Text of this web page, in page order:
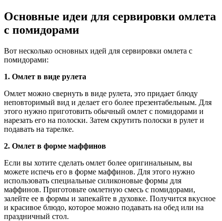
Основные идеи для сервировки омлета
с помидорами
Вот несколько основных идей для сервировки омлета с
помидорами:
1. Омлет в виде рулета
Омлет можно свернуть в виде рулета, это придает блюду
неповторимый вид и делает его более презентабельным. Для
этого нужно приготовить обычный омлет с помидорами и
нарезать его на полоски. Затем скрутить полоски в рулет и
подавать на тарелке.
2. Омлет в форме маффинов
Если вы хотите сделать омлет более оригинальным, вы
можете испечь его в форме маффинов. Для этого нужно
использовать специальные силиконовые формы для
маффинов. Приготовьте омлетную смесь с помидорами,
залейте ее в формы и запекайте в духовке. Получится вкусное
и красивое блюдо, которое можно подавать на обед или на
праздничный стол.